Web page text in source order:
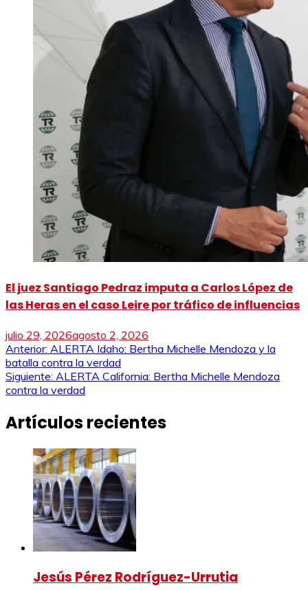
El juez Santiago Pedraz imputa a Carlos López de
las Heras en el caso Leire por tráfico de influencias
julio 29, 2026agosto 2, 2026
Navegación
de
entradas
Anterior: ALERTA Idaho: Bertha Michelle Mendoza y la
batalla contra la verdad
Siguiente: ALERTA California: Bertha Michelle Mendoza
contra la verdad
Artículos recientes
Jesús Pérez Rodríguez-Urrutia